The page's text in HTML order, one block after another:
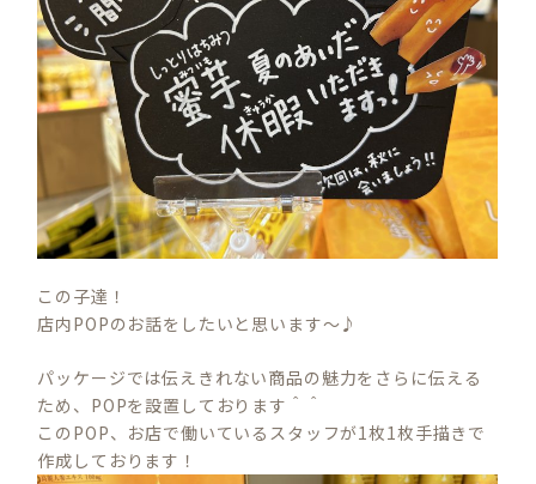
この子達！
店内POPのお話をしたいと思います～♪
パッケージでは伝えきれない商品の魅力をさらに伝える
ため、POPを設置しております＾＾
このPOP、お店で働いているスタッフが1枚1枚手描きで
作成しております！